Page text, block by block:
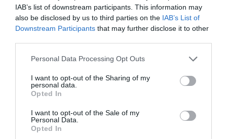
IAB’s list of downstream participants. This information may
also be disclosed by us to third parties on the IAB’s List of
Downstream Participants that may further disclose it to other
Personal Data Processing Opt Outs
I want to opt-out of the Sharing of my
personal data.
Opted In
I want to opt-out of the Sale of my
Personal Data.
Opted In
RÉPONDRE
Pas si coola commenté :
16 juillet 2025 - 14 h 12
min
Oui, elle existe en petite taille, souvent sur des
bateaux adaptés.
RÉPONDRE